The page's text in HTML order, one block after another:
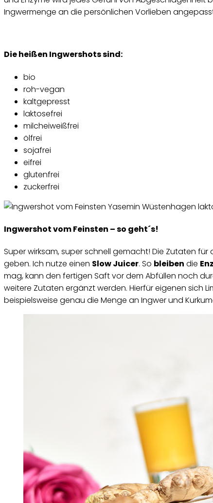
Ingwermenge an die persönlichen Vorlieben
Die heißen Ingwershots sind:
bio
roh-vegan
kaltgepresst
laktosefrei
milcheiweißfrei
ölfrei
sojafrei
eifrei
glutenfrei
zuckerfrei
Ingwershot vom Feinsten – so geht´s!
Super wirksam, super schnell gemacht! Die Zutaten
geben. Ich nutze einen Slow Juicer. So bleiben die
mag, kann den fertigen Saft vor dem Abfüllen noch
weitere Zutaten ergänzt werden. Hierfür eigenen sich
beispielsweise genau die Menge an Ingwer und